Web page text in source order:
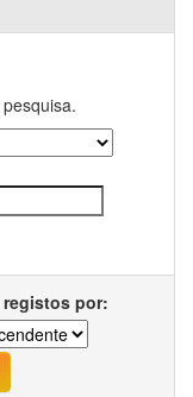
registos por: